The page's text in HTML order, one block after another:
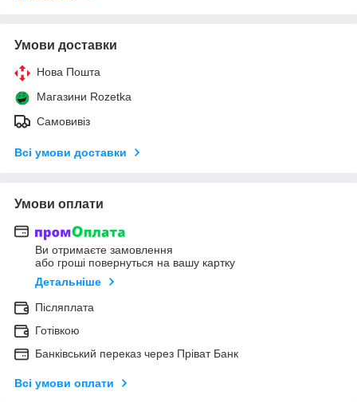
Умови доставки
Нова Пошта
Магазини Rozetka
Самовивіз
Всі умови доставки
Умови оплати
Ви отримаєте замовлення
або гроші повернуться на вашу картку
Детальніше
Післяплата
Готівкою
Банківський переказ через Пріват Банк
Всі умови оплати